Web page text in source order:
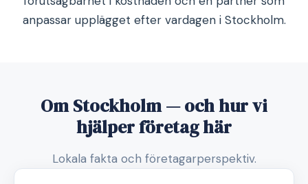
anpassar upplägget efter vardagen i Stockholm.
Om Stockholm — och hur vi
hjälper företag här
Lokala fakta och företagarperspektiv.